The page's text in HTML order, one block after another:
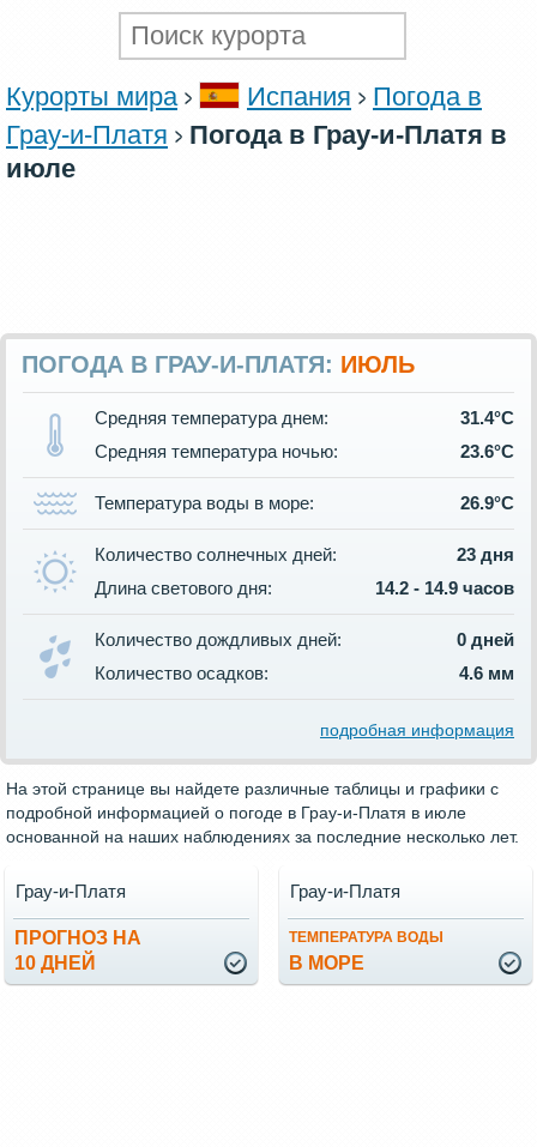
Курорты мира Испания
Погода в
Грау-и-Платя
Погода в Грау-и-Платя в
июле
ПОГОДА В ГРАУ-И-ПЛАТЯ: ИЮЛЬ
Средняя температура днем:
31.4°C
Средняя температура ночью:
23.6°C
Температура воды в море: 26.9°C
Количество солнечных дней:
23 дня
Длина светового дня:
14.2 - 14.9 часов
Количество дождливых дней:
0 дней
Количество осадков:
4.6 мм
подробная информация
На этой странице вы найдете различные таблицы и графики с
подробной информацией о погоде в Грау-и-Платя в июле
основанной на наших наблюдениях за последние несколько лет.
ПРОГНОЗ НА
10 ДНЕЙ
Грау-и-Платя
ТЕМПЕРАТУРА ВОДЫ
В МОРЕ
Грау-и-Платя